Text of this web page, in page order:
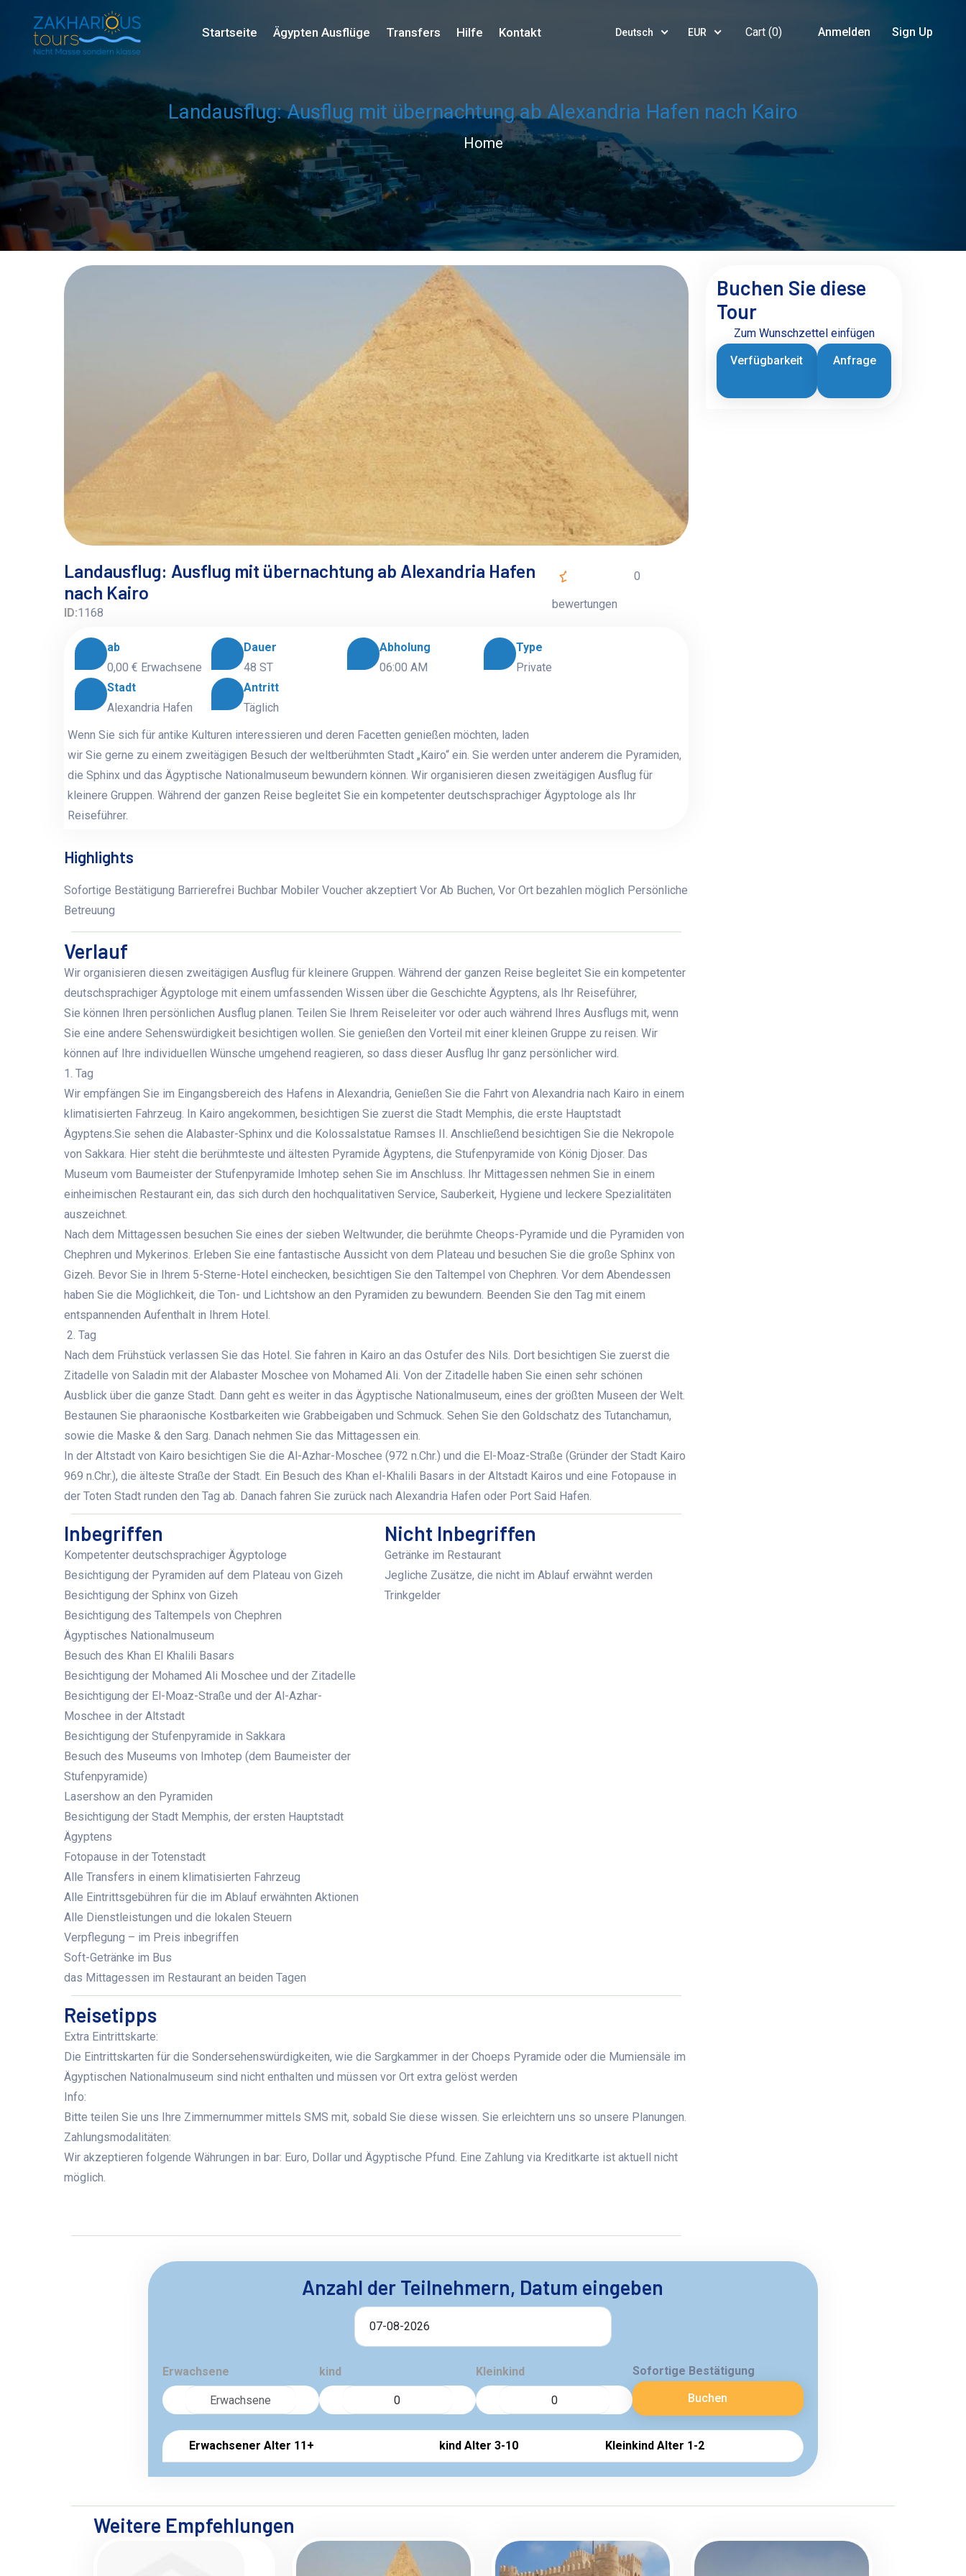
Startseite Ägypten Ausflüge Transfers Hilfe Kontakt Deutsch EUR Cart (0) Anmelden Sign Up
Landausflug: Ausflug mit übernachtung ab Alexandria Hafen nach Kairo
Home
Landausflug: Ausflug mit übernachtung ab Alexandria Hafen
nach Kairo
ID:1168
0
bewertungen
ab
0,00 € Erwachsene
Dauer
48 ST
Abholung
06:00 AM
Type
Private
Stadt
Alexandria Hafen
Antritt
Täglich
Wenn Sie sich für antike Kulturen interessieren und deren Facetten genießen möchten, laden
wir Sie gerne zu einem zweitägigen Besuch der weltberühmten Stadt „Kairo“ ein. Sie werden unter anderem die Pyramiden,
die Sphinx und das Ägyptische Nationalmuseum bewundern können. Wir organisieren diesen zweitägigen Ausflug für
kleinere Gruppen. Während der ganzen Reise begleitet Sie ein kompetenter deutschsprachiger Ägyptologe als Ihr
Reiseführer.
Highlights
Sofortige Bestätigung Barrierefrei Buchbar Mobiler Voucher akzeptiert Vor Ab Buchen, Vor Ort bezahlen möglich Persönliche
Betreuung
Verlauf
Wir organisieren diesen zweitägigen Ausflug für kleinere Gruppen. Während der ganzen Reise begleitet Sie ein kompetenter
deutschsprachiger Ägyptologe mit einem umfassenden Wissen über die Geschichte Ägyptens, als Ihr Reiseführer,
Sie können Ihren persönlichen Ausflug planen. Teilen Sie Ihrem Reiseleiter vor oder auch während Ihres Ausflugs mit, wenn
Sie eine andere Sehenswürdigkeit besichtigen wollen. Sie genießen den Vorteil mit einer kleinen Gruppe zu reisen. Wir
können auf Ihre individuellen Wünsche umgehend reagieren, so dass dieser Ausflug Ihr ganz persönlicher wird.
1. Tag
Wir empfängen Sie im Eingangsbereich des Hafens in Alexandria, Genießen Sie die Fahrt von Alexandria nach Kairo in einem
klimatisierten Fahrzeug. In Kairo angekommen, besichtigen Sie zuerst die Stadt Memphis, die erste Hauptstadt
Ägyptens.Sie sehen die Alabaster-Sphinx und die Kolossalstatue Ramses II. Anschließend besichtigen Sie die Nekropole
von Sakkara. Hier steht die berühmteste und ältesten Pyramide Ägyptens, die Stufenpyramide von König Djoser. Das
Museum vom Baumeister der Stufenpyramide Imhotep sehen Sie im Anschluss. Ihr Mittagessen nehmen Sie in einem
einheimischen Restaurant ein, das sich durch den hochqualitativen Service, Sauberkeit, Hygiene und leckere Spezialitäten
auszeichnet.
Nach dem Mittagessen besuchen Sie eines der sieben Weltwunder, die berühmte Cheops-Pyramide und die Pyramiden von
Chephren und Mykerinos. Erleben Sie eine fantastische Aussicht von dem Plateau und besuchen Sie die große Sphinx von
Gizeh. Bevor Sie in Ihrem 5-Sterne-Hotel einchecken, besichtigen Sie den Taltempel von Chephren. Vor dem Abendessen
haben Sie die Möglichkeit, die Ton- und Lichtshow an den Pyramiden zu bewundern. Beenden Sie den Tag mit einem
entspannenden Aufenthalt in Ihrem Hotel.
2. Tag
Nach dem Frühstück verlassen Sie das Hotel. Sie fahren in Kairo an das Ostufer des Nils. Dort besichtigen Sie zuerst die
Zitadelle von Saladin mit der Alabaster Moschee von Mohamed Ali Von der Zitadelle haben Sie einen sehr schönen
Ausblick über die ganze Stadt. Dann geht es weiter in das Ägyptische Nationalmuseum, eines der größten Museen der Welt.
Bestaunen Sie pharaonische Kostbarkeiten wie Grabbeigaben und Schmuck. Sehen Sie den Goldschatz des Tutanchamun,
sowie die Maske & den Sarg. Danach nehmen Sie das Mittagessen ein.
In der Altstadt von Kairo besichtigen Sie die Al-Azhar-Moschee (972 n.Chr.) und die El-Moaz-Straße (Gründer der Stadt Kairo
969 n.Chr.), die älteste Straße der Stadt. Ein Besuch des Khan el-Khalili Basars in der Altstadt Kairos und eine Fotopause in
der Toten Stadt runden den Tag ab. Danach fahren Sie zurück nach Alexandria Hafen oder Port Said Hafen.
Inbegriffen
Kompetenter deutschsprachiger Ägyptologe
Besichtigung der Pyramiden auf dem Plateau von Gizeh
Besichtigung der Sphinx von Gizeh
Besichtigung des Taltempels von Chephren
Ägyptisches Nationalmuseum
Besuch des Khan El Khalili Basars
Besichtigung der Mohamed Ali Moschee und der Zitadelle
Besichtigung der El-Moaz-Straße und der Al-Azhar-
Moschee in der Altstadt
Besichtigung der Stufenpyramide in Sakkara
Besuch des Museums von Imhotep (dem Baumeister der
Stufenpyramide)
Lasershow an den Pyramiden
Besichtigung der Stadt Memphis, der ersten Hauptstadt
Ägyptens
Fotopause in der Totenstadt
Alle Transfers in einem klimatisierten Fahrzeug
Alle Eintrittsgebühren für die im Ablauf erwähnten Aktionen
Alle Dienstleistungen und die lokalen Steuern
Verpflegung – im Preis inbegriffen
Soft-Getränke im Bus
das Mittagessen im Restaurantan beiden Tagen
Nicht Inbegriffen
Getränke im Restaurant
Jegliche Zusätze, die nicht im Ablauf erwähnt werden
Trinkgelder
Reisetipps
Extra Eintrittskarte:
Die Eintrittskarten für die Sondersehenswürdigkeiten, wie die Sargkammer in der Choeps Pyramide oder die Mumiensäle im
Ägyptischen Nationalmuseum sind nicht enthalten und müssen vor Ort extra gelöst werden
Info:
Bitte teilen Sie uns Ihre Zimmernummer mittels SMS mit, sobald Sie diese wissen. Sie erleichtern uns so unsere Planungen.
Zahlungsmodalitäten:
Wir akzeptieren folgende Währungen in bar: Euro, Dollar und Ägyptische Pfund. Eine Zahlung via Kreditkarte ist aktuell nicht
möglich.
Buchen Sie diese
Tour
Zum Wunschzettel einfügen
Anfrage
Anzahl der Teilnehmern, Datum eingeben
Erwachsene kind Kleinkind
Sofortige Bestätigung
Buchen
Erwachsener Alter 11+ kind Alter 3-10 Kleinkind Alter 1-2
Weitere Empfehlungen